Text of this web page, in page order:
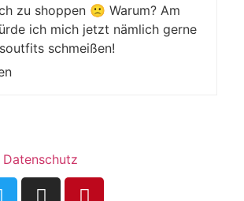
zu shoppen 🙁 Warum? Am
ich mich jetzt nämlich gerne
schmeißen!
Datenschutz